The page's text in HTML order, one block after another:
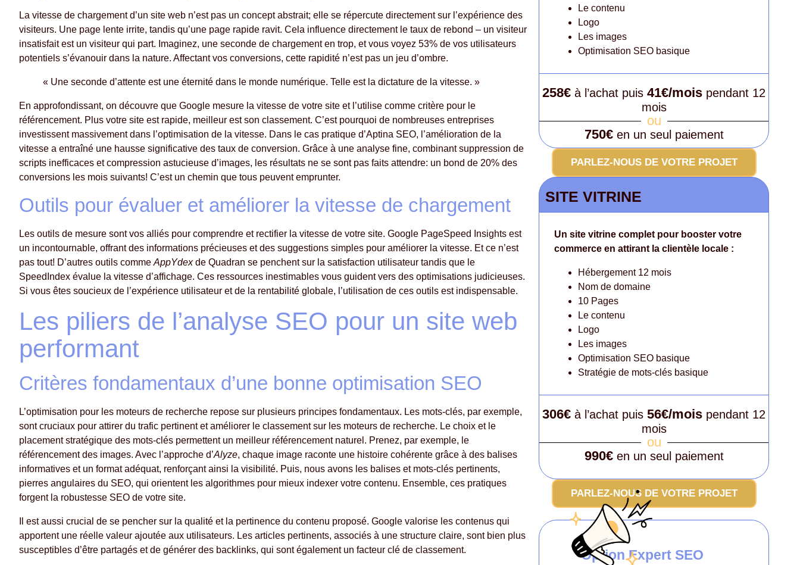
La vitesse de chargement d’un site web n’est pas un concept abstrait; elle se répercute directement sur l’expérience des
visiteurs. Une page lente irrite, tandis qu’une page rapide ravit. Cela influence directement le taux de rebond – un visiteur
insatisfait est un visiteur qui part. Imaginez, une seconde de chargement en trop, et vous voyez 53% de vos utilisateurs
potentiels s’évanouir dans la nature. Affectant vos conversions, cette rapidité n’est pas un jeu d’ombre.
« Une seconde d’attente est une éternité dans le monde numérique. Telle est la dictature de la vitesse. »
En approfondissant, on découvre que Google mesure la vitesse de votre site et l’utilise comme critère pour le
référencement. Plus votre site est rapide, meilleur est son classement. C’est pourquoi de nombreuses entreprises
investissent massivement dans l’optimisation de la vitesse. Dans le cas pratique d’Aptina SEO, l’amélioration de la
vitesse a entraîné une hausse significative des taux de conversion. Grâce à une analyse fine, combinant suppression de
scripts inefficaces et compression astucieuse d’images, les résultats ne se sont pas faits attendre: un bond de 20% des
conversions les mois suivants! C’est un chemin que tous peuvent emprunter.
Outils pour évaluer et améliorer la vitesse de chargement
Les outils de mesure sont vos alliés pour comprendre et rectifier la vitesse de votre site. Google PageSpeed Insights est
un incontournable, offrant des informations précieuses et des suggestions simples pour améliorer la vitesse. Et ce n’est
pas tout! D’autres outils comme AppYdexde Quadran se penchent sur la satisfaction utilisateur tandis que le
SpeedIndex évalue la vitesse d’affichage. Ces ressources inestimables vous guident vers des optimisations judicieuses.
Si vous êtes soucieux de l’expérience utilisateur et de la rentabilité globale, l’utilisation de ces outils est indispensable.
Les piliers de l’analyse SEO pour un site web
performant
Critères fondamentaux d’une bonne optimisation SEO
L’optimisation pour les moteurs de recherche repose sur plusieurs principes fondamentaux. Les mots-clés, par exemple,
sont cruciaux pour attirer du trafic pertinent et améliorer le classement sur les moteurs de recherche. Le choix et le
placement stratégique des mots-clés permettent un meilleur référencement naturel. Prenez, par exemple, le
référencement des images. Avec l’approche d’Alyze, chaque image raconte une histoire cohérente grâce à des balises
informatives et un format adéquat, renforçant ainsi la visibilité. Puis, nous avons les balises et mots-clés pertinents,
pierres angulaires du SEO, qui orientent les algorithmes pour mieux indexer votre contenu. Ensemble, ces pratiques
forgent la robustesse SEO de votre site.
Il est aussi crucial de se pencher sur la qualité et la pertinence du contenu proposé. Google valorise les contenus qui
apportent une réelle valeur ajoutée aux utilisateurs. Les articles pertinents, associés à une structure claire, sont bien plus
susceptibles d’être partagés et de générer des backlinks, qui sont également un facteur clé de classement.
Le contenu
Logo
Les images
Optimisation SEO basique
258€à l’achat puis41€/mois pendant 12
mois
ou
750€en un seul paiement
PARLEZ-NOUS DE VOTRE PROJET
SITE VITRINE
Un site vitrine complet pour booster votre
commerce en attirant la clientèle locale :
Hébergement 12 mois
Nom de domaine
10 Pages
Le contenu
Logo
Les images
Optimisation SEO basique
Stratégie de mots-clés basique
306€à l’achat puis56€/mois pendant 12
mois
ou
990€en un seul paiement
PARLEZ-NOUS DE VOTRE PROJET
Option Expert SEO